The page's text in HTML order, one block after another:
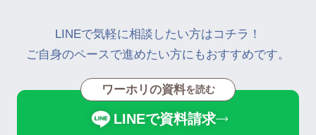
LINEで気軽に相談したい方はコチラ！
ご自身のペースで進めたい方にもおすすめです。
ワーホリの資料を読む
LINEで資料請求